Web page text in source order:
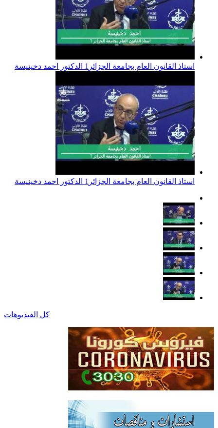
استاذ القانون العام بجامعة الجزائر1 الدكتور احمد دخينيسة
استاذ القانون العام بجامعة الجزائر1 الدكتور احمد دخينيسة
كل الفيديوهات